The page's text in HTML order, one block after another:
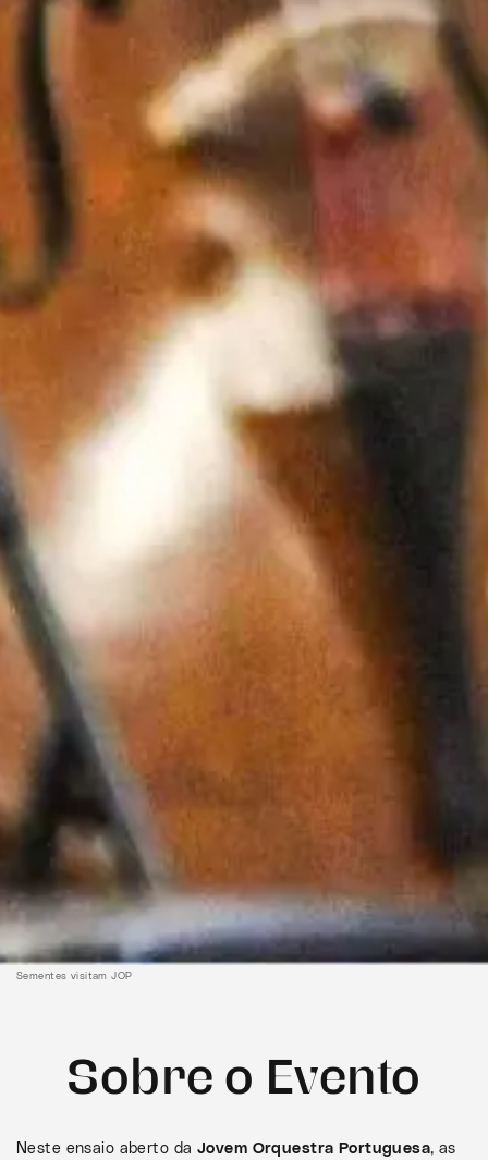
Sementes visitam JOP
Sobre o Evento
Neste ensaio aberto da Jovem Orquestra Portuguesa, as